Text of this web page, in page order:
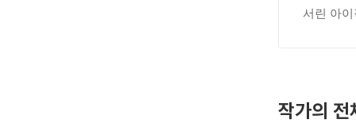
서린 아
작가의 전